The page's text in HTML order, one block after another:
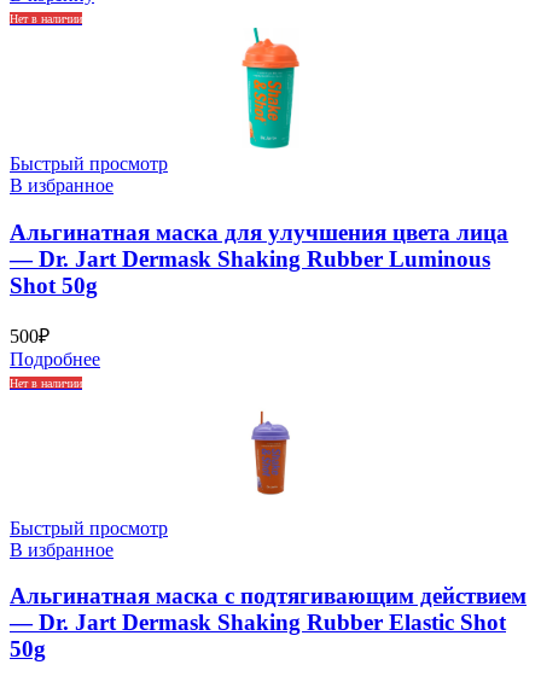
Нет в наличии
Быстрый просмотр
В избранное
Альгинатная маска для улучшения цвета лица
— Dr. Jart Dermask Shaking Rubber Luminous
Shot 50g
500₽
Подробнее
Нет в наличии
Быстрый просмотр
В избранное
Альгинатная маска с подтягивающим действием
— Dr. Jart Dermask Shaking Rubber Elastic Shot
50g